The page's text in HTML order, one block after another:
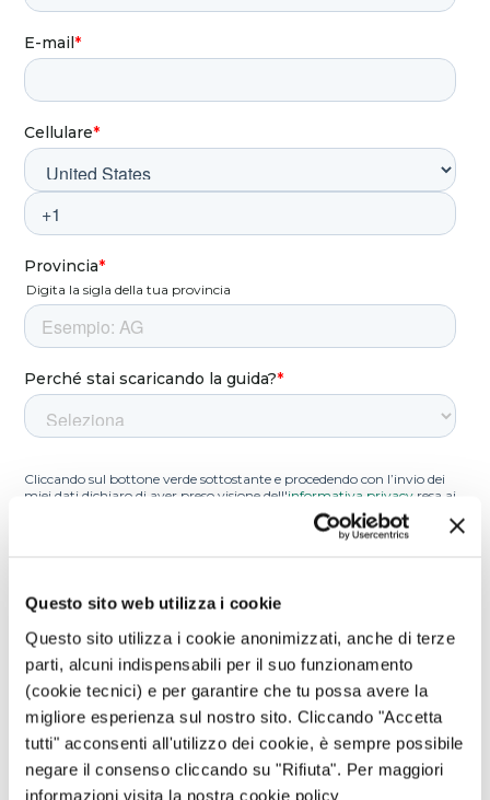
Questo sito web utilizza i cookie
Questo sito utilizza i cookie anonimizzati, anche di terze
parti, alcuni indispensabili per il suo funzionamento
(cookie tecnici) e per garantire che tu possa avere la
migliore esperienza sul nostro sito. Cliccando "Accetta
tutti" acconsenti all'utilizzo dei cookie, è sempre possibile
negare il consenso cliccando su "Rifiuta". Per maggiori
informazioni visita la nostra cookie policy